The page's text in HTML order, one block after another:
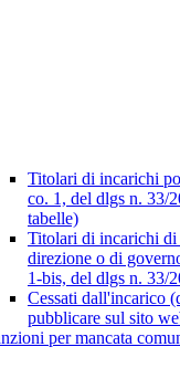
Titolari di incarichi
co. 1, del dlgs n. 33/
tabelle)
Titolari di incarichi di
direzione o di
1-bis, del dlgs n. 33/
Cessati dall'incarico
pubblicare sul sito
per mancata